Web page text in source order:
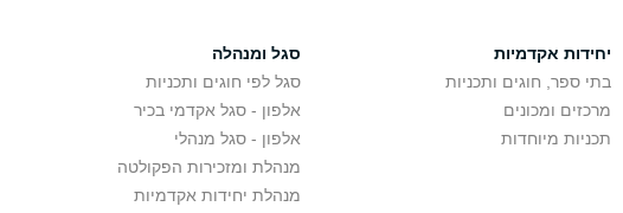
יחידות אקדמיות
בתי ספר, חוגים ותכניות
מרכזים ומכונים
תכניות מיוחדות
סגל ומנהלה
סגל לפי חוגים ותכניות
אלפון - סגל אקדמי בכיר
אלפון - סגל מנהלי
מנהלת ומזכירות הפקולטה
מנהלת יחידות אקדמיות